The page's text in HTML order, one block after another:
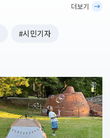
#시민기자
더보기